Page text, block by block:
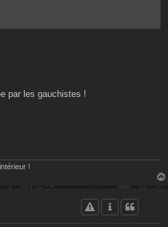
par les gauchistes !
!